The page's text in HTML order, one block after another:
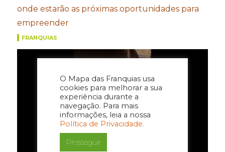
O Mapa das Franquias usa
cookies para melhorar a sua
experiência durante a
navegação. Para mais
informações, leia a nossa
Política de Privacidade.
Prosseguir
onde estarão as próximas oportunidades para
empreender
FRANQUIAS